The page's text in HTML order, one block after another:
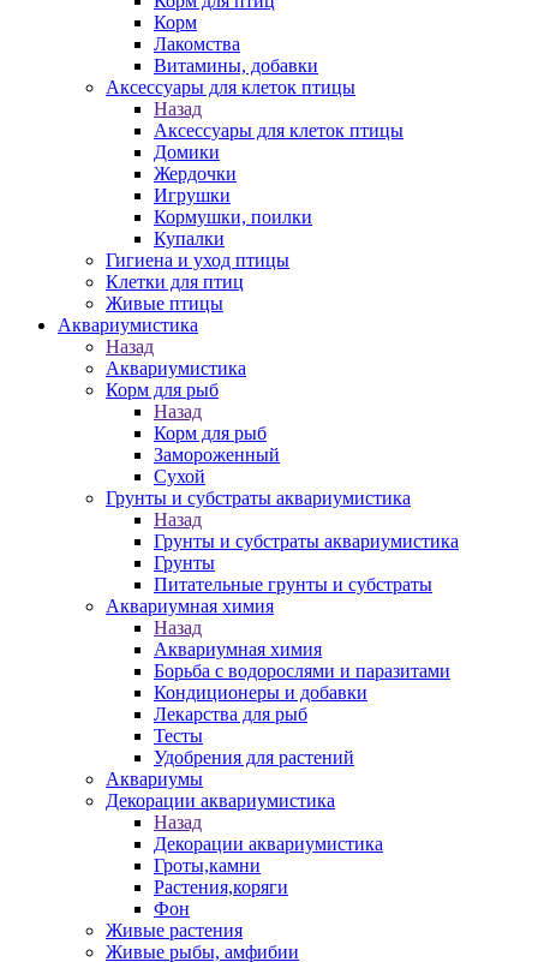
Корм
Лакомства
Витамины, добавки
Аксессуары для клеток птицы
Назад
Аксессуары для клеток птицы
Домики
Жердочки
Игрушки
Кормушки, поилки
Купалки
Гигиена и уход птицы
Клетки для птиц
Живые птицы
Аквариумистика
Назад
Аквариумистика
Корм для рыб
Назад
Корм для рыб
Замороженный
Сухой
Грунты и субстраты аквариумистика
Назад
Грунты и субстраты аквариумистика
Грунты
Питательные грунты и субстраты
Аквариумная химия
Назад
Аквариумная химия
Борьба с водорослями и паразитами
Кондиционеры и добавки
Лекарства для рыб
Тесты
Удобрения для растений
Аквариумы
Декорации аквариумистика
Назад
Декорации аквариумистика
Гроты,камни
Растения,коряги
Фон
Живые растения
Живые рыбы, амфибии